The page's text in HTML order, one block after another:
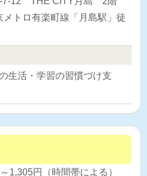
トロ有楽町線「月島駅」徒
生活・学習の習慣づけ支
1,305円（時間帯による）